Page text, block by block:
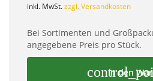
inkl. MwSt.zzgl. Versandkosten
Bei Sortimenten und
angegebene Preis pro Stück.
In den